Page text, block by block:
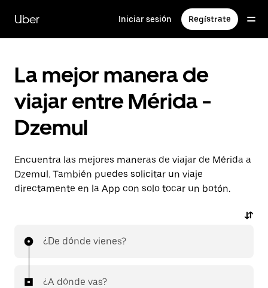
contenido
principal
Uber Iniciar sesión Regístrate
La mejor manera de
viajar entre Mérida -
Dzemul
Encuentra las mejores maneras de viajar de Mérida a
Dzemul. También puedes solicitar un viaje
directamente en la App con solo tocar un botón.
¿De dónde vienes?
¿A dónde vas?